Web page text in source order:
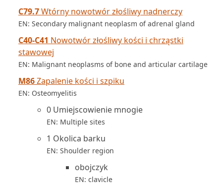
C79.7Wtórny nowotwór złośliwy nadnerczy
EN: Secondary malignant neoplasm of adrenal gland
C40-C41 Nowotwór złośliwy kości i chrząstki
stawowej
EN: Malignant neoplasms of bone and articular cartilage
M86Zapalenie kości i szpiku
EN: Osteomyelitis
0 Umiejscowienie mnogie
EN: Multiple sites
1 Okolica barku
EN: Shoulder region
obojczyk
EN: clavicle